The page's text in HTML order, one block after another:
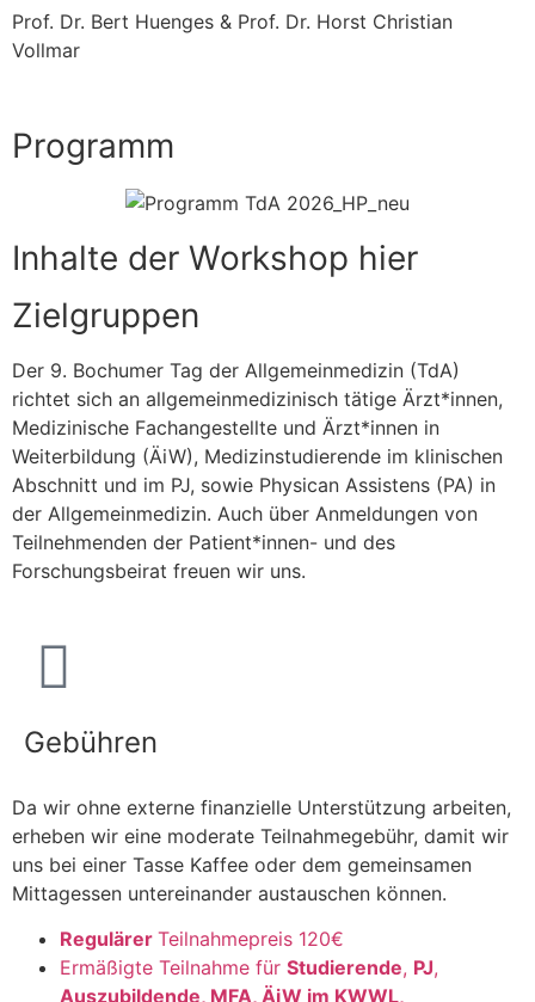
Prof. Dr. Bert Huenges & Prof. Dr. Horst Christian
Vollmar
Programm
Inhalte der Workshop hier
Zielgruppen
Der 9. Bochumer Tag der Allgemeinmedizin (TdA)
richtet sich an allgemeinmedizinisch tätige Ärzt*innen,
Medizinische Fachangestellte und Ärzt*innen in
Weiterbildung (ÄiW), Medizinstudierende im klinischen
Abschnitt und im PJ, sowie Physican Assistens (PA) in
der Allgemeinmedizin. Auch über Anmeldungen von
Teilnehmenden der Patient*innen- und des
Forschungsbeirat freuen wir uns.
Gebühren
Da wir ohne externe finanzielle Unterstützung arbeiten,
erheben wir eine moderate Teilnahmegebühr, damit wir
uns bei einer Tasse Kaffee oder dem gemeinsamen
Mittagessen untereinander austauschen können.
Regulärer Teilnahmepreis 120€
Ermäßigte Teilnahme für Studierende, PJ,
Auszubildende, MFA, ÄiW im KWWL,